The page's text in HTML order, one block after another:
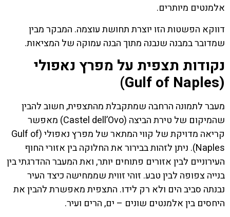
אלמנטים מיותרים.
דווקא הפשטות הזו יוצרת תחושת עוצמה. המבקר מבין
שמדובר במבנה שנבנה מתוך הבנה עמוקה של המציאות.
נקודות תצפית על מפרץ נאפולי
(Gulf of Naples)
מעבר לתמונה הרחבה שמתקבלת מהתצפית, חשוב להבין
שהמיקום של טירת הביצה (Castel dell’Ovo) מאפשר
קריאה מדויקת של קווי המתאר של מפרץ נאפולי (Gulf of
Naples). ניתן לזהות בבירור את החלוקה בין אזורי החוף
העירוניים לבין אזורים פתוחים יותר, ואת המעבר ההדרגתי בין
בנייה צפופה לבין טבע. זוהי זווית שממחישה כיצד העיר
נבנתה סביב הים ולא רק לידו. התצפית מאפשרת להבין את
היחסים בין אלמנטים שונים – ים, הרים ועיר.